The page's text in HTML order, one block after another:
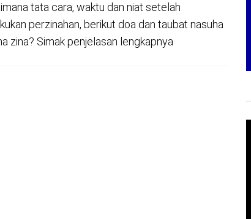
tata cara, waktu dan niat setelah
perzinahan, berikut doa dan taubat nasuha
zina? Simak penjelasan lengkapnya